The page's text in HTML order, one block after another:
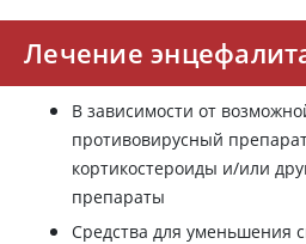
Лечение
В зависимости от
противовирусный
кортикостероиды и/или
препараты
Средства для уменьшения